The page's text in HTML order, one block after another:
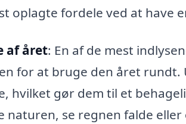
oplagte fordele ved at have
af året: En af de mest
for at bruge den året
hvilket gør dem til et
naturen, se regnen falde